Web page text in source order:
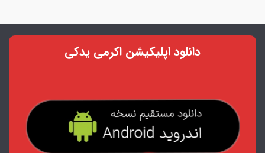
دانلود اپلیکیشن اکرمی یدکی